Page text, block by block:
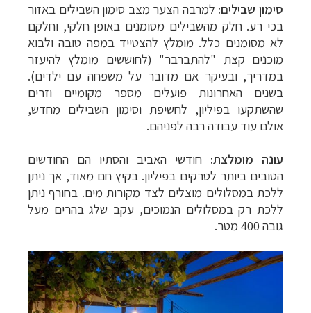
סימון שבילים: למרבה הצער מצב סימון השבילים באזור
בכי רע. חלק מהשבילים מסומנים באופן חלקי, וחלקם
לא מסומנים כלל. מומלץ להצטייד במפה טובה ולבוא
מוכנים קצת "להתברבר" (לחוששים מומלץ להיעזר
במדריך, ובעיקר אם מדובר על משפחה עם ילדים).
בשנים האחרונות פועלים מספר מקומיים וזרים
שהשתקעו בפיליון, לחשיפת וסימון השבילים מחדש,
אולם עוד עבודה רבה לפניהם.
עונה מומלצת: חודשי האביב והסתיו הם החודשים
הטובים ביותר לטרקים בפיליון. בקיץ חם מאוד, אך ניתן
ללכת במסלולים מוצלים לצד מקורות מים. בחורף ניתן
ללכת רק במסלולים הנמוכים, עקב שלג בהרים מעל
גובה 400 מטר.